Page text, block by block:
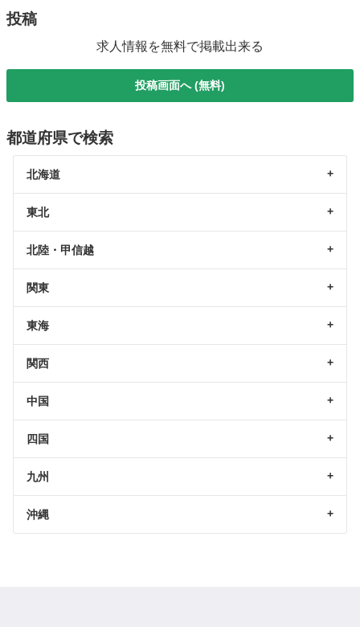
投稿
求人情報を無料で掲載出来る
投稿画面へ (無料)
都道府県で検索
北海道
東北
北陸・甲信越
関東
東海
関西
中国
四国
九州
沖縄